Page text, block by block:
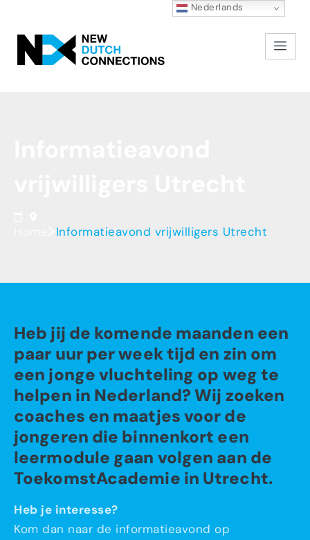
Informatieavond vrijwilligers Utrecht
Heb jij de komende maanden een
paar uur per week tijd en zin om
een jonge vluchteling op weg te
helpen in Nederland? Wij zoeken
coaches en maatjes voor de
jongeren die binnenkort een
leermodule gaan volgen aan de
ToekomstAcademie in Utrecht.
Heb je interesse?
Kom dan naar de informatieavond op
Nederlands